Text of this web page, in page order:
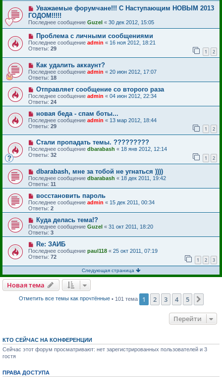
Уважаемые форумчане!!! С Наступающим НОВЫМ 2013
ГОДОМ!!!!!
Последнее сообщение Guzel « 30 дек 2012, 15:05
Проблема с личными сообщениями
Последнее сообщение admin « 16 ноя 2012, 18:21
Ответы: 29 1 2
Как удалить аккаунт?
Последнее сообщение admin « 20 июн 2012, 17:07
Ответы: 18
Отправляет сообщение со второго раза
Последнее сообщение admin « 04 июн 2012, 22:34
Ответы: 24
новая беда - спам боты...
Последнее сообщение admin « 13 мар 2012, 18:44
Ответы: 29 1 2
Стали пропадать темы. ?????????
Последнее сообщение dbarabash « 18 янв 2012, 12:14
Ответы: 32 1 2
dbarabash, мне за тобой не угнаться ))))
Последнее сообщение dbarabash « 18 дек 2011, 19:42
Ответы: 11
восстановить пароль
Последнее сообщение admin « 15 дек 2011, 00:34
Ответы: 2
Куда делась тема!?
Последнее сообщение Guzel « 31 окт 2011, 18:20
Ответы: 3
Re: ЗАИБ
Последнее сообщение paul118 « 25 окт 2011, 07:19
Ответы: 72 1 2 3
Следующая страница
Новая тема
Отметить все темы как прочтённые• 101 тема 1 2 3 4 5
Перейти
КТО СЕЙЧАС НА КОНФЕРЕНЦИИ
Сейчас этот форум просматривают: нет зарегистрированных пользователей и 3
гостя
ПРАВА ДОСТУПА